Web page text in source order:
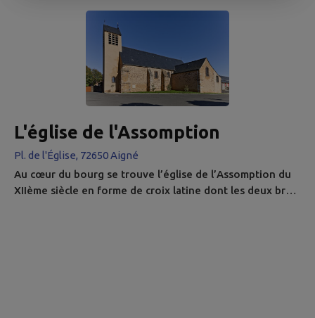
les champignons. C’est là que le restaurateur à qui elle a
été confiée découvre ce que les affres du temps ont
caché : Un trésor. 700 heures de travail au scalpel ont...
L'église de l'Assomption
Pl. de l'Église, 72650 Aigné
Au cœur du bourg se trouve l’église de l’Assomption du
XIIème siècle en forme de croix latine dont les deux bras